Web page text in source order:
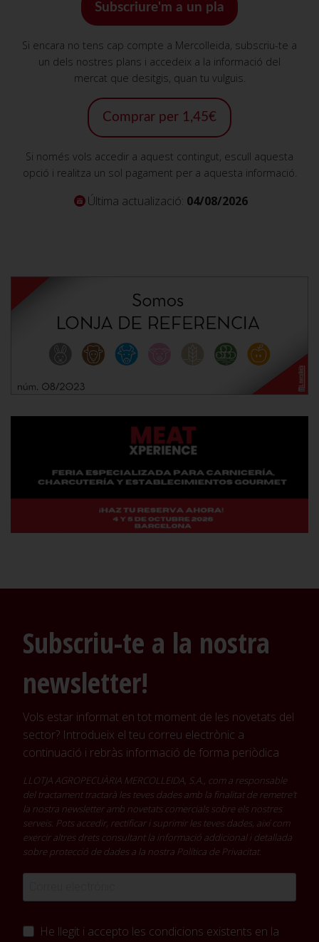
Subscriure'm a un pla
Si encara no tens cap compte a Mercolleida, subscriu-te a
un dels nostres plans i accedeix a la informació del
mercat que desitgis, quan tu vulguis.
Comprar per 1,45€
Si només vols accedir a aquest contingut, escull aquesta
opció i realitza un sol pagament per a aquesta informació.
Última actualizació: 04/08/2026
Subscriu-te a la nostra
newsletter!
Vols estar informat en tot moment de les novetats del
sector? Introdueix el teu correu electrònic a
continuació i rebràs informació de forma periòdica
LLOTJA AGROPECUÀRIA MERCOLLEIDA, S.A., com a responsable
del tractament tractarà les teves dades amb la finalitat de remetre't
la nostra newsletter amb novetats comercials sobre els nostres
serveis. Pots accedir, rectificar i suprimir les teves dades, així com
exercir altres drets consultant la informació addicional i detallada
sobre protecció de dades a la nostra Política de Privacitat.
He llegit i accepto les condicions existents en la